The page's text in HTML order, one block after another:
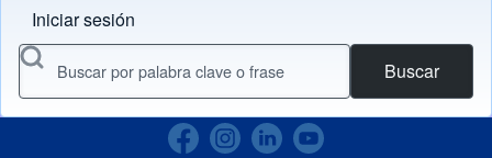
Menu do usuário
Iniciar sesión
Buscar